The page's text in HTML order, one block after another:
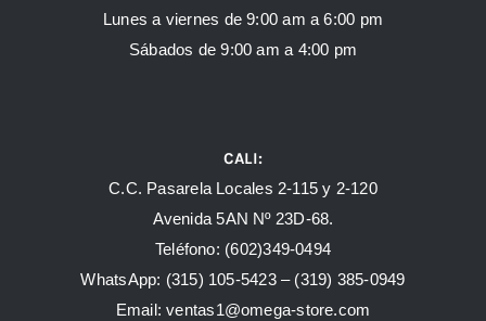
Lunes a viernes de 9:00 am a 6:00 pm
Sábados de 9:00 am a 4:00 pm
CALI:
C.C. Pasarela Locales 2-115 y 2-120
Avenida 5AN Nº 23D-68.
Teléfono: (602)349-0494
WhatsApp: (315) 105-5423 – (319) 385-0949
Email:ventas1@omega-store.com